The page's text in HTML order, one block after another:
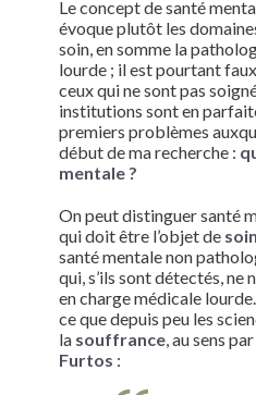
Le concept de santé
évoque plutôt les
soin, en somme la
lourde ; il est pourtant
ceux qui ne sont pas
institutions sont en
premiers problèmes
début de ma recherche :
mentale ?
On peut distinguer santé
qui doit être l’objet de
santé mentale non
qui, s’ils sont détectés, ne
en charge médicale
ce que depuis peu les
la souffrance, au sens
Furtos :